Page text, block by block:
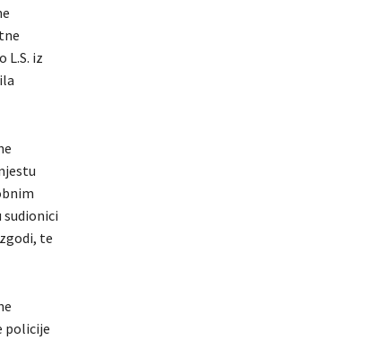
L.S. iz
te
policije